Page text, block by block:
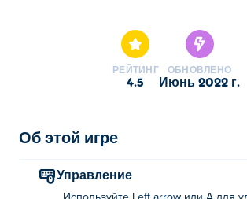
игр из категории Игры в стиле Stickman.
РЕЙТИНГ
4.5
ОБНОВЛЕНО
июнь 2022 г.
Об этой игре
Управление